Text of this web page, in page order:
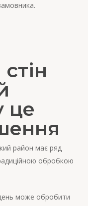
це
район має ряд
обробкою
може обробити